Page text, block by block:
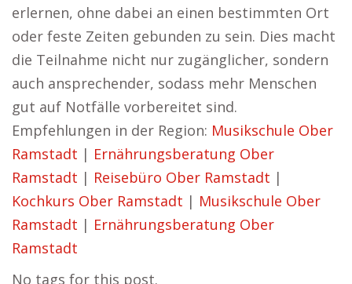
erlernen, ohne dabei an einen bestimmten Ort
oder feste Zeiten gebunden zu sein. Dies macht
die Teilnahme nicht nur zugänglicher, sondern
auch ansprechender, sodass mehr Menschen
gut auf Notfälle vorbereitet sind.
Empfehlungen in der Region: Musikschule Ober
Ramstadt | Ernährungsberatung Ober
Ramstadt | Reisebüro Ober Ramstadt |
Kochkurs Ober Ramstadt | Musikschule Ober
Ramstadt | Ernährungsberatung Ober
Ramstadt
No tags for this post.